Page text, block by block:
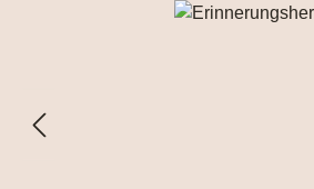
Bildergalerie überspringen